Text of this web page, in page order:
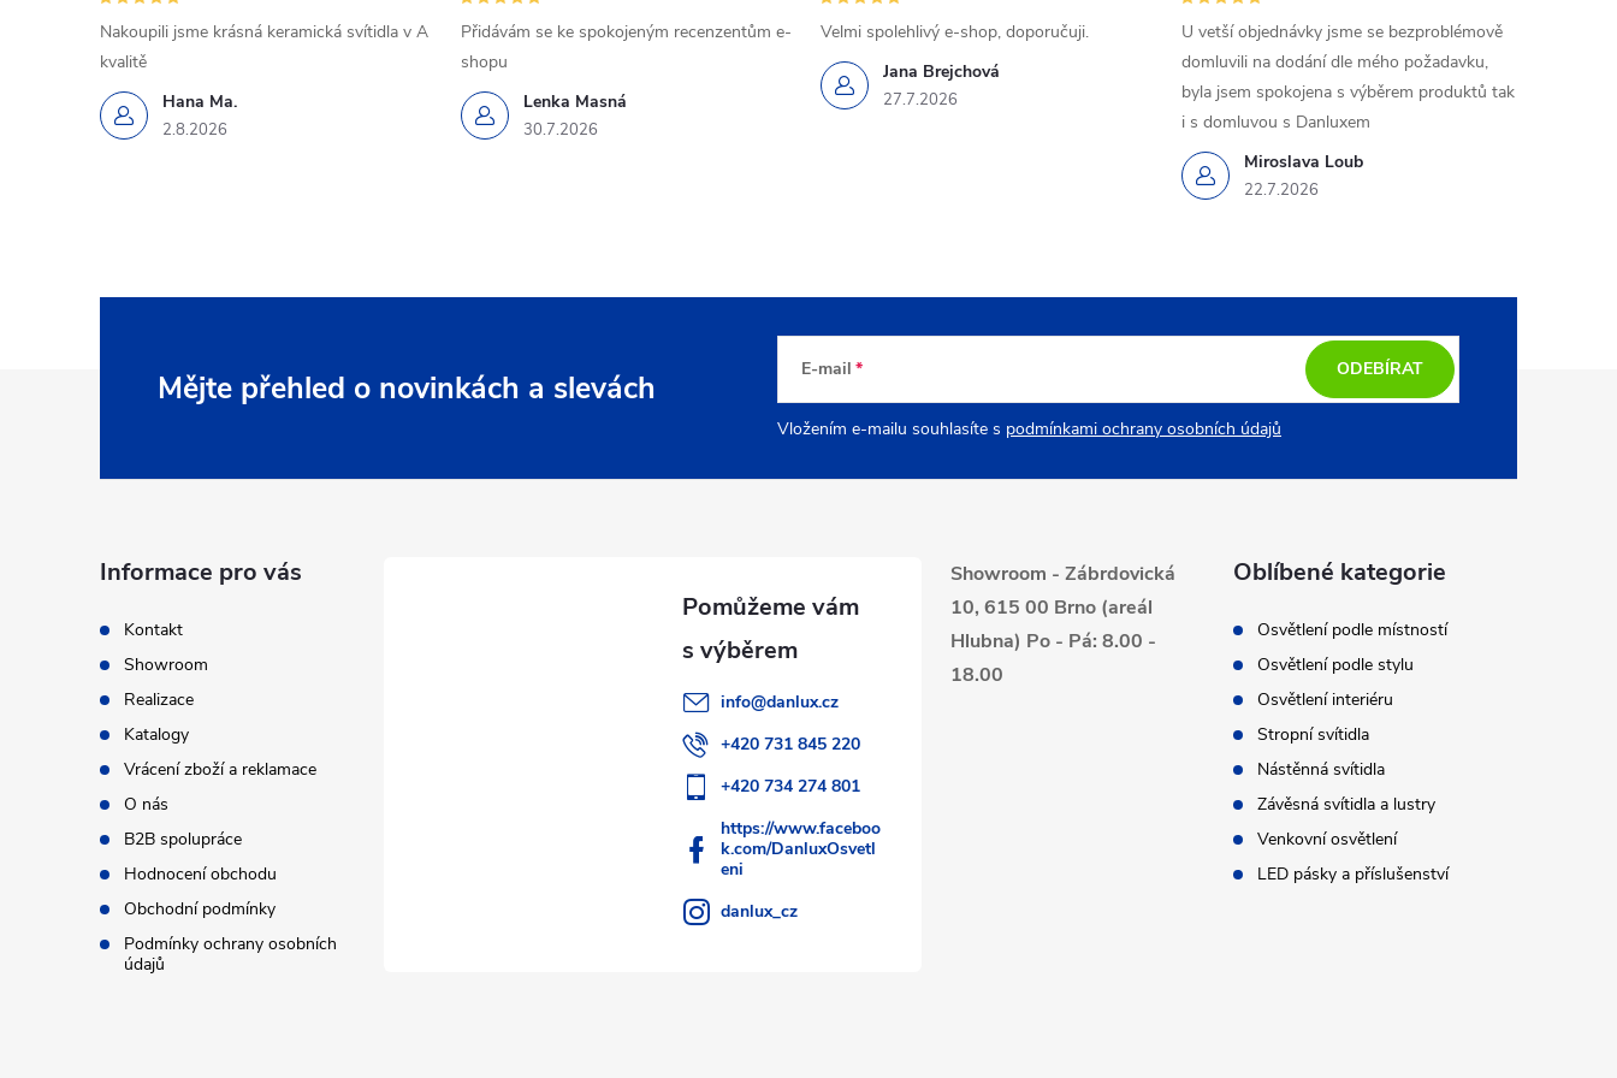
Hana Ma.
2.8.2026
Nakoupili jsme krásná keramická svítidla v A
kvalitě
Lenka Masná
30.7.2026
Přidávám se ke spokojeným recenzentům e-
shopu
Jana Brejchová
27.7.2026
Velmi spolehlivý e-shop, doporučuji.
Miroslava Loub
22.7.2026
U vetší objednávky jsme se bezproblémově
domluvili na dodání dle mého požadavku,
byla jsem spokojena s výběrem produktů tak
i s domluvou s Danluxem
Mějte přehled o novinkách a slevách E-mail
Vložením e-mailu souhlasíte s podmínkami ochrany osobních údajů
ODEBÍRAT
Informace pro vás
Kontakt
Showroom
Realizace
Katalogy
Vrácení zboží a reklamace
O nás
B2B spolupráce
Hodnocení obchodu
Obchodní podmínky
Podmínky ochrany osobních
údajů
info@danlux.cz
+420 731 845 220
+420 734 274 801
https://www.faceboo
k.com/DanluxOsvetl
eni
danlux_cz
Showroom - Zábrdovická
10, 615 00 Brno (areál
Hlubna) Po - Pá: 8.00 -
18.00
Oblíbené kategorie
Osvětlení podle místností
Osvětlení podle stylu
Osvětlení interiéru
Stropní svítidla
Nástěnná svítidla
Závěsná svítidla a lustry
Venkovní osvětlení
LED pásky a příslušenství